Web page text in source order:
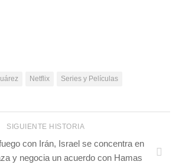
Netflix Series y Películas
SIGUIENTE HISTORIA
con Irán, Israel se concentra en
y negocia un acuerdo con Hamas